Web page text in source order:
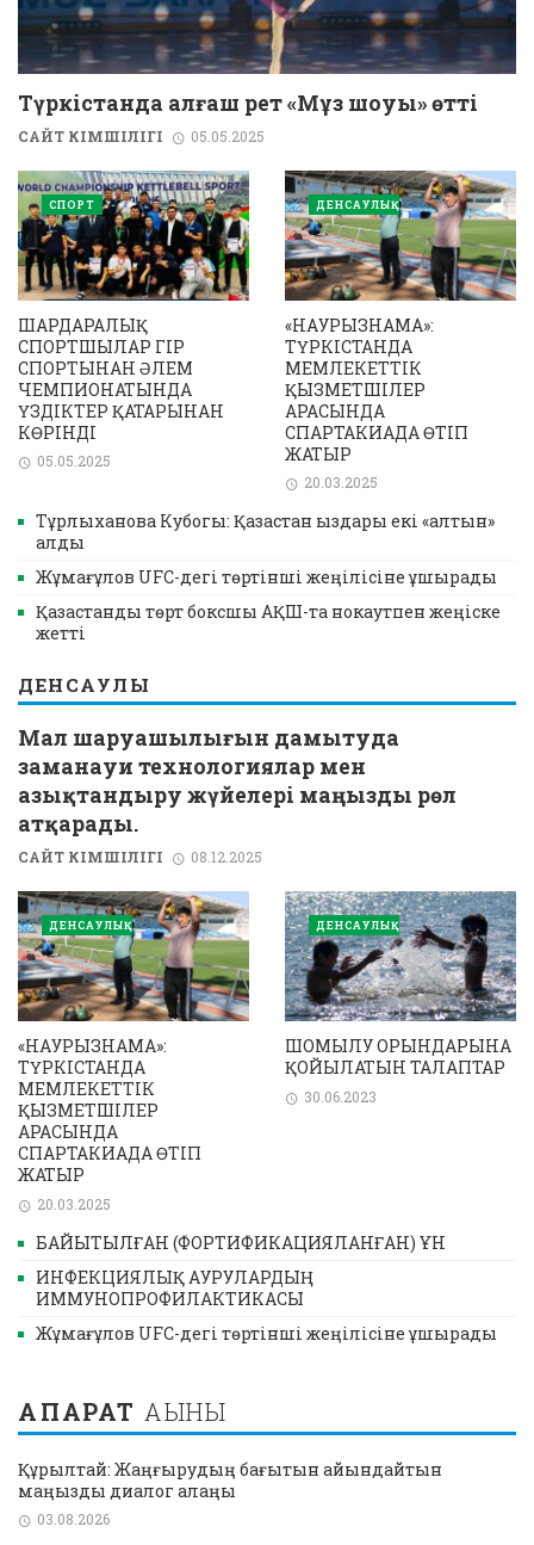
Түркістанда алғаш рет «Мұз шоуы» өтті
САЙТ ӘКІМШІЛІГІ 05.05.2025
ШАРДАРАЛЫҚ
СПОРТШЫЛАР ГІР
СПОРТЫНАН ӘЛЕМ
ЧЕМПИОНАТЫНДА
ҮЗДІКТЕР ҚАТАРЫНАН
КӨРІНДІ
05.05.2025
СПОРТ
«НАУРЫЗНАМА»:
ТҮРКІСТАНДА
МЕМЛЕКЕТТІК
ҚЫЗМЕТШІЛЕР
АРАСЫНДА
СПАРТАКИАДА ӨТІП
ЖАТЫР
20.03.2025
ДЕНСАУЛЫҚ
Тұрлыханова Кубогы: Қазақстан қыздары екі «алтын»
алды
Жұмағұлов UFC-дегі төртінші жеңілісіне ұшырады
Қазақстандық төрт боксшы АҚШ-та нокаутпен жеңіске
жетті
ДЕНСАУЛЫҚ
Мал шаруашылығын дамытуда
заманауи технологиялар мен
азықтандыру жүйелері маңызды рөл
атқарады.
САЙТ ӘКІМШІЛІГІ 08.12.2025
«НАУРЫЗНАМА»:
ТҮРКІСТАНДА
МЕМЛЕКЕТТІК
ҚЫЗМЕТШІЛЕР
АРАСЫНДА
СПАРТАКИАДА ӨТІП
ЖАТЫР
20.03.2025
ДЕНСАУЛЫҚ
ШОМЫЛУ ОРЫНДАРЫНА
ҚОЙЫЛАТЫН ТАЛАПТАР
30.06.2023
ДЕНСАУЛЫҚ
БАЙЫТЫЛҒАН (ФОРТИФИКАЦИЯЛАНҒАН) ҰН
ИНФЕКЦИЯЛЫҚ АУРУЛАРДЫҢ
ИММУНОПРОФИЛАКТИКАСЫ
Жұмағұлов UFC-дегі төртінші жеңілісіне ұшырады
АҚПАРАТ АҒЫНЫ
Құрылтай: Жаңғырудың бағытын айқындайтын
маңызды диалог алаңы
03.08.2026